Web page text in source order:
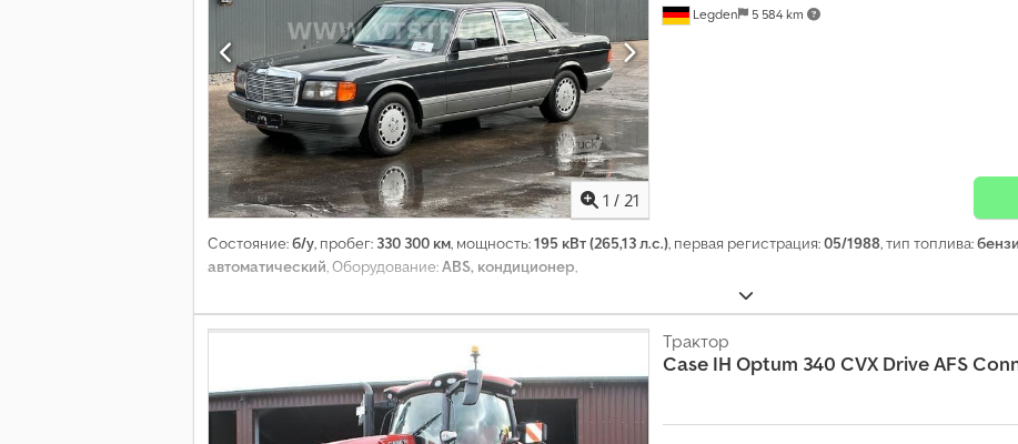
1 / 21
Legden 5 584 km
Состояние:б/у, пробег: 330 300 км, мощность:195 кВт (265,13 л.с.), первая регистрация:05/1988, тип топлива:
автоматический, Оборудование:ABS, кондиционер,
Трактор
Case IH Optum 340 CVX Drive AFS